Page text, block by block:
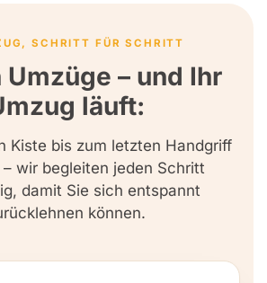
SCHRITT FÜR SCHRITT
Umzüge – und Ihr
läuft:
Kiste bis zum letzten Handgriff
wir begleiten jeden Schritt
damit Sie sich entspannt
können.